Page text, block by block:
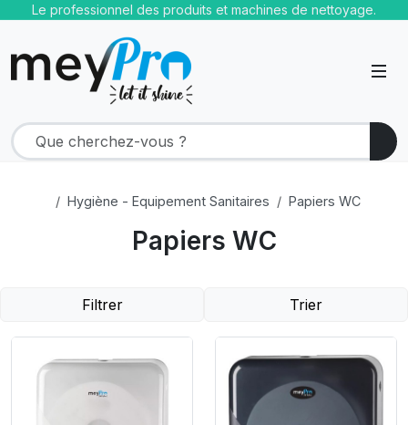
Le professionnel des produits et machines de nettoyage.
Hygiène - Equipement Sanitaires Papiers WC
Papiers WC
Filtrer Trier
Product Link Product Link